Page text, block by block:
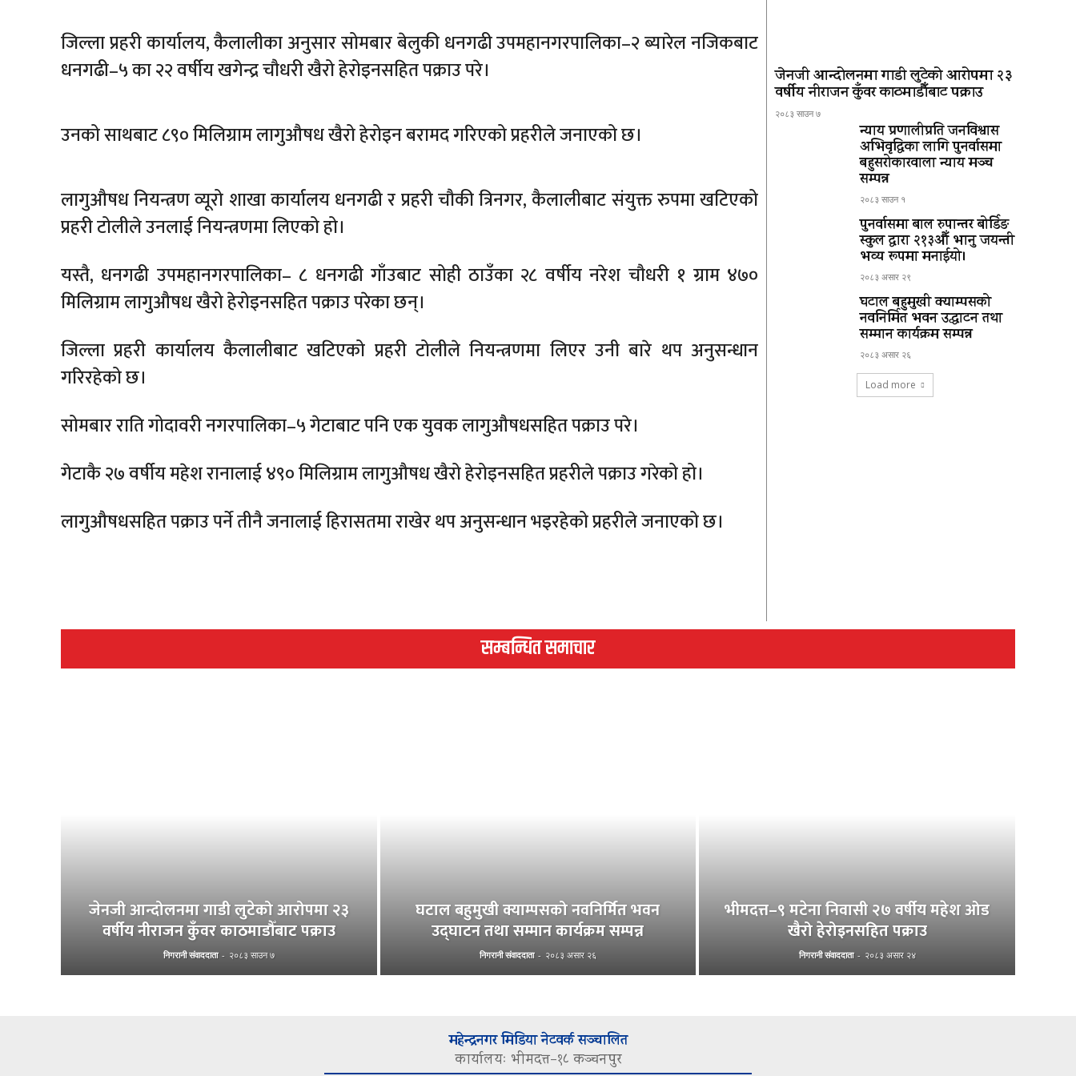
जिल्ला प्रहरी कार्यालय, कैलालीका अनुसार सोमबार बेलुकी धनगढी उपमहानगरपालिका–२ ब्यारेल नजिकबाट
धनगढी–५ का २२ वर्षीय खगेन्द्र चौधरी खैरो हेरोइनसहित पक्राउ परे।
उनको साथबाट ८९० मिलिग्राम लागुऔषध खैरो हेरोइन बरामद गरिएको प्रहरीले जनाएको छ।
लागुऔषध नियन्त्रण व्यूरो शाखा कार्यालय धनगढी र प्रहरी चौकी त्रिनगर, कैलालीबाट संयुक्त रुपमा खटिएको
प्रहरी टोलीले उनलाई नियन्त्रणमा लिएको हो।
यस्तै, धनगढी उपमहानगरपालिका– ८ धनगढी गाँउबाट सोही ठाउँका २८ वर्षीय नरेश चौधरी १ ग्राम ४७०
मिलिग्राम लागुऔषध खैरो हेरोइनसहित पक्राउ परेका छन्।
जिल्ला प्रहरी कार्यालय कैलालीबाट खटिएको प्रहरी टोलीले नियन्त्रणमा लिएर उनी बारे थप अनुसन्धान
गरिरहेको छ।
सोमबार राति गोदावरी नगरपालिका–५ गेटाबाट पनि एक युवक लागुऔषधसहित पक्राउ परे।
गेटाकै २७ वर्षीय महेश रानालाई ४९० मिलिग्राम लागुऔषध खैरो हेरोइनसहित प्रहरीले पक्राउ गरेको हो।
लागुऔषधसहित पक्राउ पर्ने तीनै जनालाई हिरासतमा राखेर थप अनुसन्धान भइरहेको प्रहरीले जनाएको छ।
जेनजी आन्दोलनमा गाडी लुटेको आरोपमा २३
वर्षीय नीराजन कुँवर काठमाडौँबाट पक्राउ
२०८३ साउन ७
न्याय प्रणालीप्रति जनविश्वास
अभिवृद्धिका लागि पुनर्वासमा
बहुसरोकारवाला न्याय मञ्च
सम्पन्न
२०८३ साउन १
पुनर्वासमा बाल रुपान्तर बोर्डिङ
स्कुल द्धारा २१३औँ भानु जयन्ती
भव्य रूपमा मनाईयो।
२०८३ असार २९
घटाल बहुमुखी क्याम्पसको
नवनिर्मित भवन उद्घाटन तथा
सम्मान कार्यक्रम सम्पन्न
२०८३ असार २६
Load more
सम्बन्धित समाचार
जेनजी आन्दोलनमा गाडी लुटेको आरोपमा २३
वर्षीय नीराजन कुँवर काठमाडौँबाट पक्राउ
निगरानी संवाददाता - २०८३ साउन ७
घटाल बहुमुखी क्याम्पसको नवनिर्मित भवन
उद्घाटन तथा सम्मान कार्यक्रम सम्पन्न
निगरानी संवाददाता - २०८३ असार २६
भीमदत्त–९ मटेना निवासी २७ वर्षीय महेश ओड
खैरो हेरोइनसहित पक्राउ
निगरानी संवाददाता - २०८३ असार २४
महेन्द्रनगर मिडिया नेटवर्क सञ्चालित
कार्यालयः भीमदत्त–१८ कञ्चनपुर